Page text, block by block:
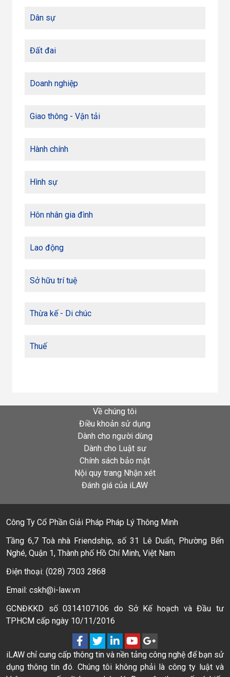
Dân sự
Đất đai
Doanh nghiệp
Giao thông - Vận tải
Hành chính
Hình sự
Hôn nhân gia đình
Lao động
Sở hữu trí tuệ
Thừa kế - Di chúc
Thuế
Về chúng tôi
Điều khoản sử dụng
Dành cho người dùng
Dành cho Luật sư
Chính sách bảo mật
Nội quy trang Nhận xét
Đánh giá của iLAW
Công Ty Cổ Phần Giải Pháp Pháp Lý Thông Minh
Tầng 6,7 Toà nhà Friendship, số 31 Lê Duẩn, Phường Bến
Nghé, Quận 1, Thành phố Hồ Chí Minh, Việt Nam
Điện thoại: (028) 7303 2868
Email: cskh@i-law.vn
GCNĐKKD số 0314107106 do Sở Kế hoạch và Đầu tư
TPHCM cấp ngày 10/11/2016
iLAW chỉ cung cấp thông tin và nền tảng công nghệ để bạn sử
dụng thông tin đó. Chúng tôi không phải là công ty luật và